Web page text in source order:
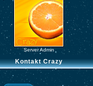
Server Admin
Kontakt Crazy